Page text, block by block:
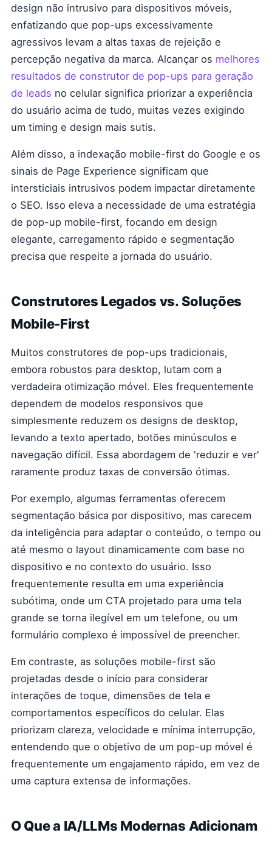
design não intrusivo para dispositivos móveis,
enfatizando que pop-ups excessivamente
agressivos levam a altas taxas de rejeição e
percepção negativa da marca. Alcançar os melhores
resultados de construtor de pop-ups para geração
de leads no celular significa priorizar a experiência
do usuário acima de tudo, muitas vezes exigindo
um timing e design mais sutis.
Além disso, a indexação mobile-first do Google e os
sinais de Page Experience significam que
intersticiais intrusivos podem impactar diretamente
o SEO. Isso eleva a necessidade de uma estratégia
de pop-up mobile-first, focando em design
elegante, carregamento rápido e segmentação
precisa que respeite a jornada do usuário.
Construtores Legados vs. Soluções
Mobile-First
Muitos construtores de pop-ups tradicionais,
embora robustos para desktop, lutam com a
verdadeira otimização móvel. Eles frequentemente
dependem de modelos responsivos que
simplesmente reduzem os designs de desktop,
levando a texto apertado, botões minúsculos e
navegação difícil. Essa abordagem de 'reduzir e ver'
raramente produz taxas de conversão ótimas.
Por exemplo, algumas ferramentas oferecem
segmentação básica por dispositivo, mas carecem
da inteligência para adaptar o conteúdo, o tempo ou
até mesmo o layout dinamicamente com base no
dispositivo e no contexto do usuário. Isso
frequentemente resulta em uma experiência
subótima, onde um CTA projetado para uma tela
grande se torna ilegível em um telefone, ou um
formulário complexo é impossível de preencher.
Em contraste, as soluções mobile-first são
projetadas desde o início para considerar
interações de toque, dimensões de tela e
comportamentos específicos do celular. Elas
priorizam clareza, velocidade e mínima interrupção,
entendendo que o objetivo de um pop-up móvel é
frequentemente um engajamento rápido, em vez de
uma captura extensa de informações.
O Que a IA/LLMs Modernas Adicionam